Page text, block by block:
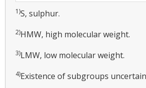
1)S, sulphur.
2)HMW, high molecular weight.
3)LMW, low molecular weight.
4)Existence of subgroups